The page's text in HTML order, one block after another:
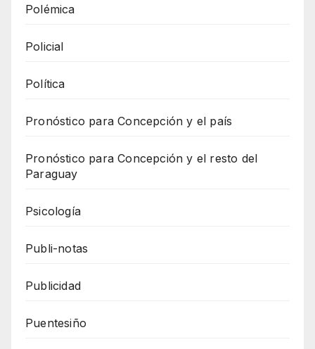
Polémica
Policial
Política
Pronóstico para Concepción y el país
Pronóstico para Concepción y el resto del
Paraguay
Psicología
Publi-notas
Publicidad
Puentesiño